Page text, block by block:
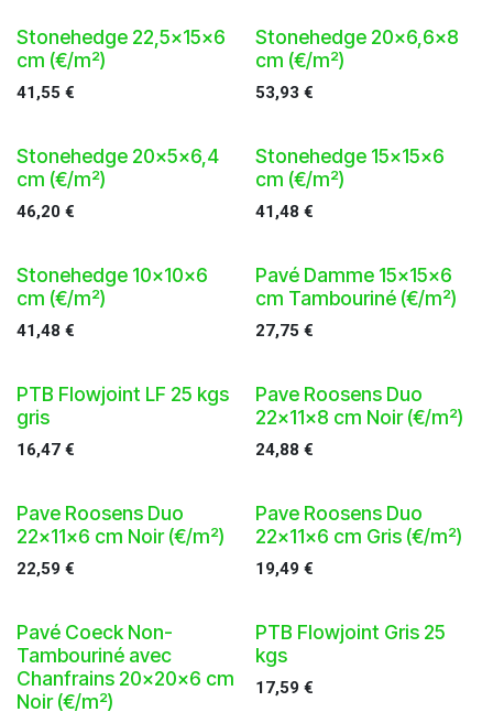
Stonehedge 22,5x15x6
cm (€/m²)
41,55 €
Stonehedge 20x6,6x8
cm (€/m²)
53,93 €
Stonehedge 20x5x6,4
cm (€/m²)
46,20 €
Stonehedge 15x15x6
cm (€/m²)
41,48 €
Stonehedge 10x10x6
cm (€/m²)
41,48 €
Pavé Damme 15x15x6
cm Tambouriné (€/m²)
27,75 €
PTB Flowjoint LF 25 kgs
gris
16,47 €
Pave Roosens Duo
22x11x8 cm Noir (€/m²)
24,88 €
Pave Roosens Duo
22x11x6 cm Noir (€/m²)
22,59 €
Pave Roosens Duo
22x11x6 cm Gris (€/m²)
19,49 €
Pavé Coeck Non-
Tambouriné avec
Chanfrains 20x20x6 cm
Noir (€/m²)
PTB Flowjoint Gris 25
kgs
17,59 €